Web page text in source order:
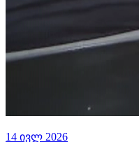
14 ივლ 2026